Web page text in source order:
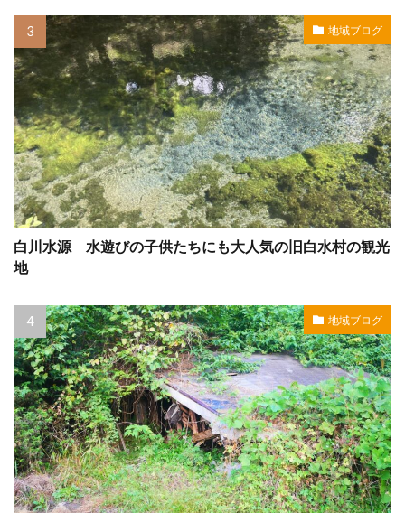
地域ブログ
白川水源 水遊びの子供たちにも大人気の旧白水村の観光
地
地域ブログ